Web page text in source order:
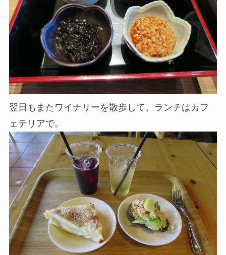
翌日もまたワイナリーを散歩して、ランチはカフ
ェテリアで。